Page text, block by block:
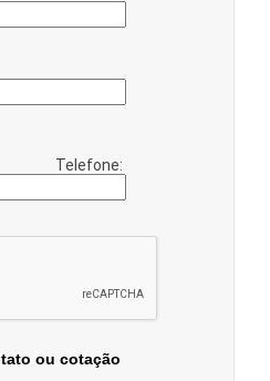
Telefone:
ou cotação